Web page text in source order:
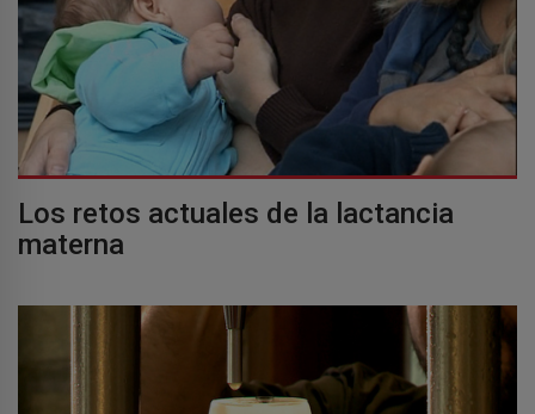
Los retos actuales de la lactancia
materna